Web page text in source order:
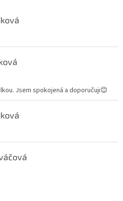
je 5 z 5 hvězdiček.
je 5 z 5 hvězdiček.
Jsem spokojená a doporučuji😊
je 5 z 5 hvězdiček.
je 5 z 5 hvězdiček.